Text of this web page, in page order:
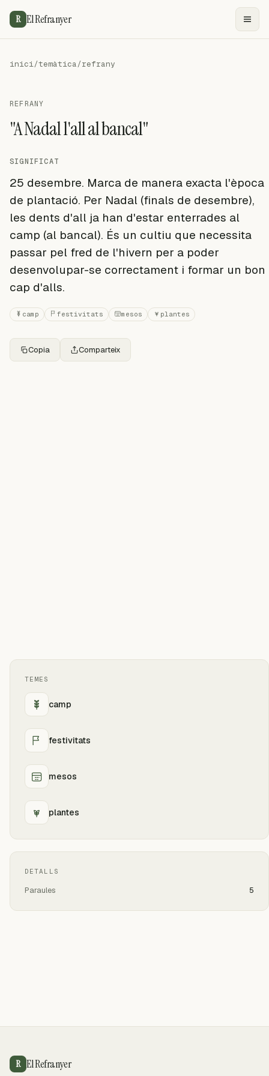
R El Refranyer
inici/temàtica/refrany
REFRANY
"A Nadal l'all al bancal"
SIGNIFICAT
25 desembre. Marca de manera exacta l'època
de plantació. Per Nadal (finals de desembre),
les dents d'all ja han d'estar enterrades al
camp (al bancal). És un cultiu que necessita
passar pel fred de l'hivern per a poder
desenvolupar-se correctament i formar un bon
cap d'alls.
camp festivitats mesos plantes
Copia Comparteix
TEMES
camp
festivitats
mesos
plantes
DETALLS
Paraules 5
R El Refranyer